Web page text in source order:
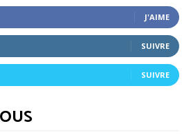
J'AIME
SUIVRE
SUIVRE